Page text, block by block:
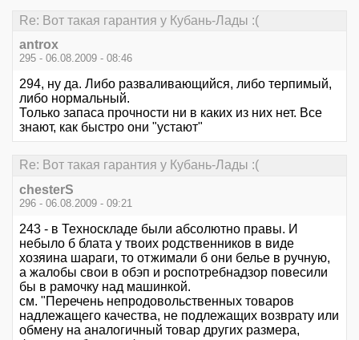
Re: Вот такая гарантия у Кубань-Лады :(
antrox
295 - 06.08.2009 - 08:46
294, ну да. Либо разваливающийся, либо терпимый,
либо нормальный.
Только запаса прочности ни в каких из них нет. Все
знают, как быстро они "устают"
Re: Вот такая гарантия у Кубань-Лады :(
chesterS
296 - 06.08.2009 - 09:21
243 - в Техноскладе были абсолютно правы. И
небыло б блата у твоих родственников в виде
хозяина шараги, то отжимали б они белье в ручную,
а жалобы свои в обэп и роспотребнадзор повесили
бы в рамочку над машинкой.
см. "Перечень непродовольственных товаров
надлежащего качества, не подлежащих возврату или
обмену на аналогичный товар других размера,